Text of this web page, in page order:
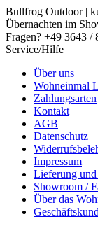
Bullfrog Outdoor |
Übernachten im
Fragen? +49 3643 /
Service/Hilfe
Über uns
Wohneinmal
Zahlungsarten
Kontakt
AGB
Datenschutz
Impressum
Lieferung und
Showroom /
Über das